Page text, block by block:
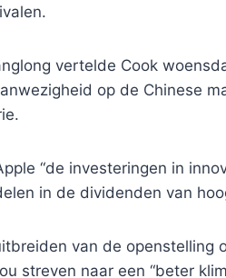
vertelde Cook
op de Chinese
“de investeringen in
in de dividenden van
van de openstelling
streven naar een “beter